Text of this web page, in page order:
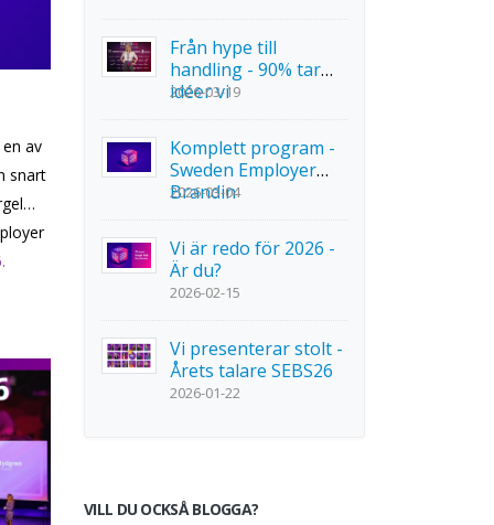
Från hype till
handling - 90% tar
idéer vi
2026-03-19
Komplett program -
Sweden Employer
Brandin
2026-03-04
Vi är redo för 2026 -
Är du?
2026-02-15
Vi presenterar stolt -
Årets talare SEBS26
2026-01-22
VILL DU OCKSÅ BLOGGA?
av
snart